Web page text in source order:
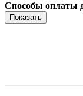
Способы оплаты
Показать